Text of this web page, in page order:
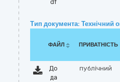
df
Тип документа: Технічний
ФАЙЛ ПРИВАТНІСТЬ
До
да
публічний